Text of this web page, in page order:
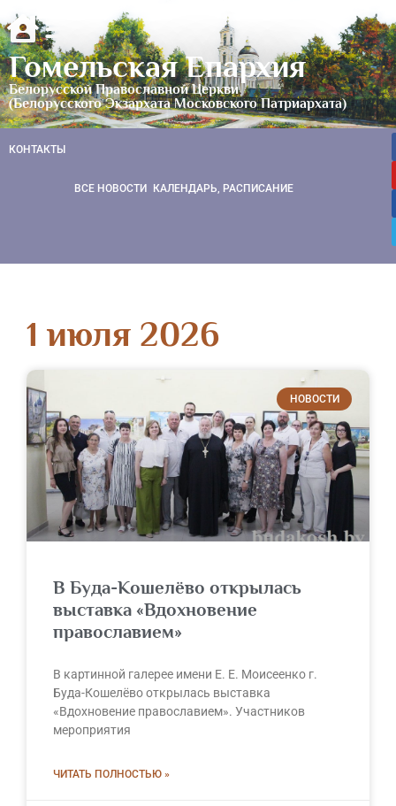
Гомельская Епархия
Белорусской Православной Церкви
(Белорусского Экзархата Московского Патриархата)
КОНТАКТЫ
ВСЕ НОВОСТИ КАЛЕНДАРЬ, РАСПИСАНИЕ
1 июля 2026
НОВОСТИ
В Буда-Кошелёво открылась
выставка «Вдохновение
православием»
В картинной галерее имени Е. Е. Моисеенко г.
Буда-Кошелёво открылась выставка
«Вдохновение православием». Участников
мероприятия
ЧИТАТЬ ПОЛНОСТЬЮ »